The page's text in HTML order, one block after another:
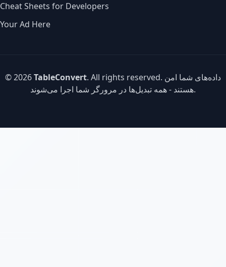
Cheat Sheets for Developers
Your Ad Here
© 2026TableConvert. All rights reserved. داده‌های شما امن
هستند - همه تبدیل‌ها در مرورگر شما اجرا می‌شوند.